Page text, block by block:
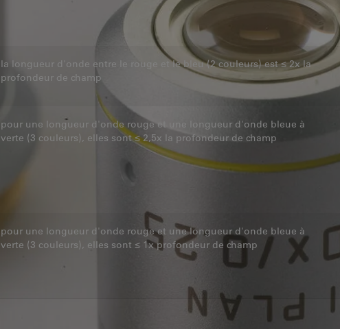
la longueur d'onde entre le rouge et le bleu (2 couleurs) est ≤ 2x la
profondeur de champ
pour une longueur d'onde rouge et une longueur d'onde bleue à
verte (3 couleurs), elles sont ≤ 2,5x la profondeur de champ
pour une longueur d'onde rouge et une longueur d'onde bleue à
verte (3 couleurs), elles sont ≤ 1x profondeur de champ